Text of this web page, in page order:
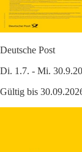
Deutsche Post
Di. 1.7. - Mi.
Gültig bis